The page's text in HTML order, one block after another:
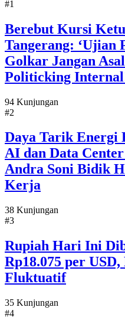
#1
Berebut Kursi
Tangerang: ‘Ujian
Golkar Jangan
Politicking
94 Kunjungan
#2
Daya Tarik Energi
AI dan Data
Andra Soni Bidik
Kerja
38 Kunjungan
#3
Rupiah Hari Ini
Rp18.075 per
Fluktuatif
35 Kunjungan
#4